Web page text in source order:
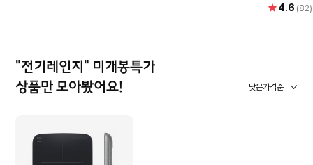
별 4.6 (82)
"전기레인지" 미개봉특가
상품만 모아봤어요!
낮은가격순